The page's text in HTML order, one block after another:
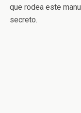
que rodea este
secreto.